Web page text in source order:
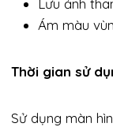
Ám màu
Thời gian sử
Sử dụng màn